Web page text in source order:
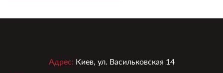
Адрес: Киев, ул. Васильковская 14